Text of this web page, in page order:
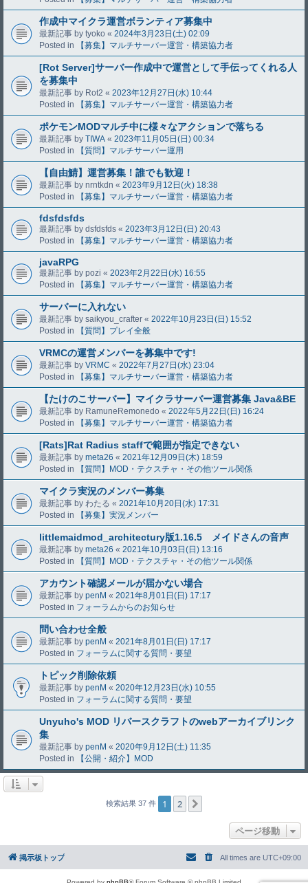
作成中マイクラ運営ボランティア募集中
最新記事 by tyoko « 2024年3月23日(土) 02:09
Posted in
【募集】マルチサーバー運営・構築協力者
[Rot Server]サーバー作成中で運営として手伝ってくれる人
を募集中
最新記事 by Rot2 « 2023年12月27日(水) 10:44
Posted in
【募集】マルチサーバー運営・構築協力者
ポケモンMODマルチ中に様々なアクションで落ちる
最新記事 by TIWA « 2023年11月05日(日) 00:34
Posted in
【質問】マルチサーバー運用
【自由鯖】運営募集！誰でも歓迎！
最新記事 by nrntkdn « 2023年9月12日(火) 18:38
Posted in
【募集】マルチサーバー運営・構築協力者
fdsfdsfds
最新記事 by dsfdsfds « 2023年3月12日(日) 20:43
Posted in
【募集】マルチサーバー運営・構築協力者
javaRPG
最新記事 by pozi « 2023年2月22日(水) 16:55
Posted in
【募集】マルチサーバー運営・構築協力者
サーバーに入れない
最新記事 by saikyou_crafter « 2022年10月23日(日) 15:52
Posted in
【質問】プレイ全般
VRMCの運営メンバーを募集中です!
最新記事 by VRMC « 2022年7月27日(水) 23:04
Posted in
【募集】マルチサーバー運営・構築協力者
【たけのこサーバー】マイクラサーバー運営募集 Java&BE
最新記事 by RamuneRemonedo « 2022年5月22日(日) 16:24
Posted in
【募集】マルチサーバー運営・構築協力者
[Rats]Rat Radius staffで範囲が指定できない
最新記事 by meta26 « 2021年12月09日(木) 18:59
Posted in
【質問】MOD・テクスチャ・その他ツール関係
マイクラ実況のメンバー募集
最新記事 by わたる « 2021年10月20日(水) 17:31
Posted in
【募集】実況メンバー
littlemaidmod_architectury版1.16.5 メイドさんの音声
最新記事 by meta26 « 2021年10月03日(日) 13:16
Posted in
【質問】MOD・テクスチャ・その他ツール関係
アカウント確認メールが届かない場合
最新記事 by penM « 2021年8月01日(日) 17:17
Posted in フォーラムからのお知らせ
問い合わせ全般
最新記事 by penM « 2021年8月01日(日) 17:17
Posted in フォーラムに関する質問・要望
トピック削除依頼
最新記事 by penM « 2020年12月23日(水) 10:55
Posted in フォーラムに関する質問・要望
Unyuho's MOD リバースクラフトのwebアーカイブリンク
集
最新記事 by penM « 2020年9月12日(土) 11:35
Posted in
【公開・紹介】MOD
検索結果 37 件 1 2
ページ移動
掲示板トップ All times are UTC+09:00